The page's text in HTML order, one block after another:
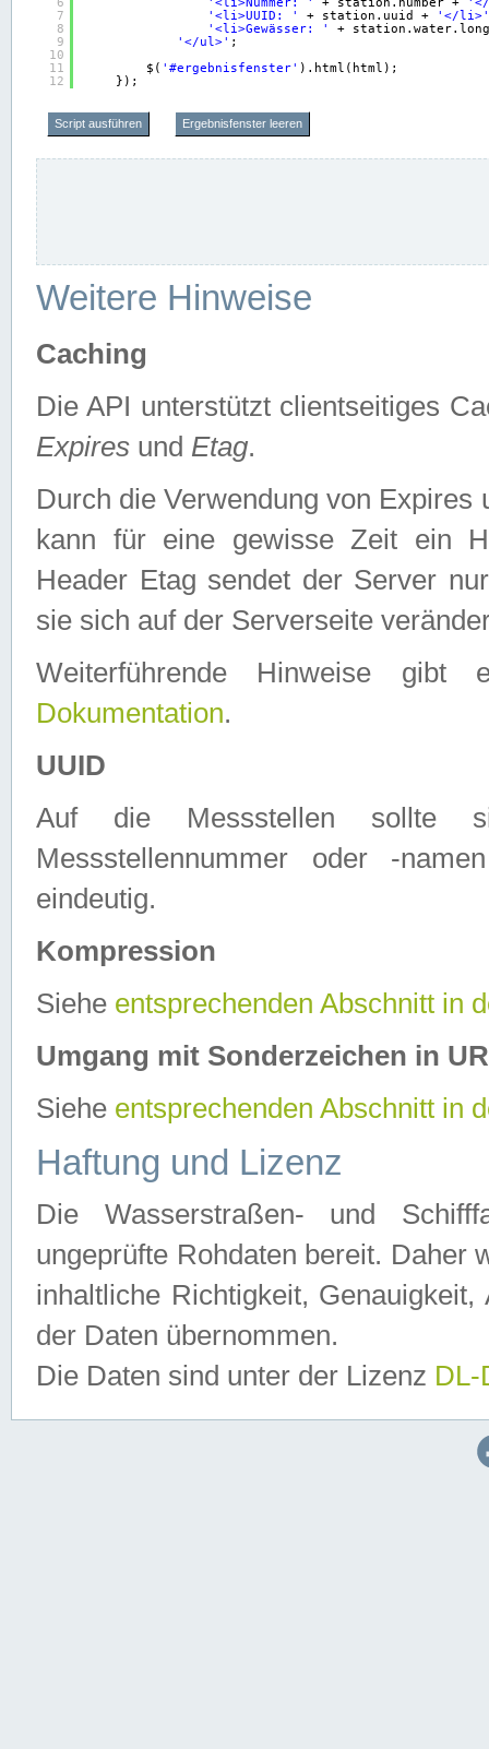
7
8
9
10
11
12
'<li>UUID: '
+ station.uuid +
'</li>'
'<li>Gewässer: '
+
'</ul>' ;
$( '#ergebnisfenster' ).html(html);
});
Script ausführen Ergebnisfenster leeren
Weitere Hinweise
Caching
Die API unterstützt clientseitiges
Expires und Etag.
Durch die Verwendung von
kann für eine gewisse Zeit ein
Header Etag sendet der Server
sie sich auf der Serverseite
Weiterführende Hinweise
Dokumentation.
UUID
Auf die Messstellen sollte
Messstellennummer oder -
eindeutig.
Kompression
Siehe entsprechenden Abschnitt in
Umgang mit Sonderzeichen in
Siehe entsprechenden Abschnitt in
Haftung und Lizenz
Die Wasserstraßen- und
ungeprüfte Rohdaten bereit. Daher
inhaltliche Richtigkeit,
der Daten übernommen.
Die Daten sind unter der Lizenz